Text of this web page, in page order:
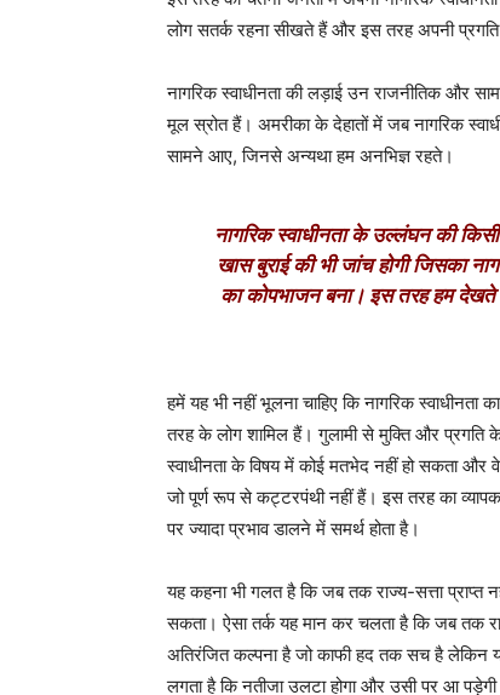
लोग सतर्क रहना सीखते हैं और इस तरह अपनी
नागरिक स्वाधीनता की लड़ाई उन राजनीतिक और
मूल स्रोत हैं। अमरीका के देहातों में जब नागरिक
सामने आए, जिनसे अन्यथा हम अनभिज्ञ रहते।
नागरिक स्वाधीनता के उल्लंघन की
खास बुराई की भी जांच होगी जिसका
का कोपभाजन बना। इस तरह हम देखते
हमें यह भी नहीं भूलना चाहिए कि नागरिक
तरह के लोग शामिल हैं। गुलामी से मुक्ति और प्रगति
स्वाधीनता के विषय में कोई मतभेद नहीं हो सकता
जो पूर्ण रूप से कट्टरपंथी नहीं हैं। इस तरह का
पर ज्यादा प्रभाव डालने में समर्थ होता है।
यह कहना भी गलत है कि जब तक राज्य-सत्ता प्राप्त
सकता। ऐसा तर्क यह मान कर चलता है कि जब तक
अतिरंजित कल्पना है जो काफी हद तक सच है लेकिन
लगता है कि नतीजा उलटा होगा और उसी पर आ